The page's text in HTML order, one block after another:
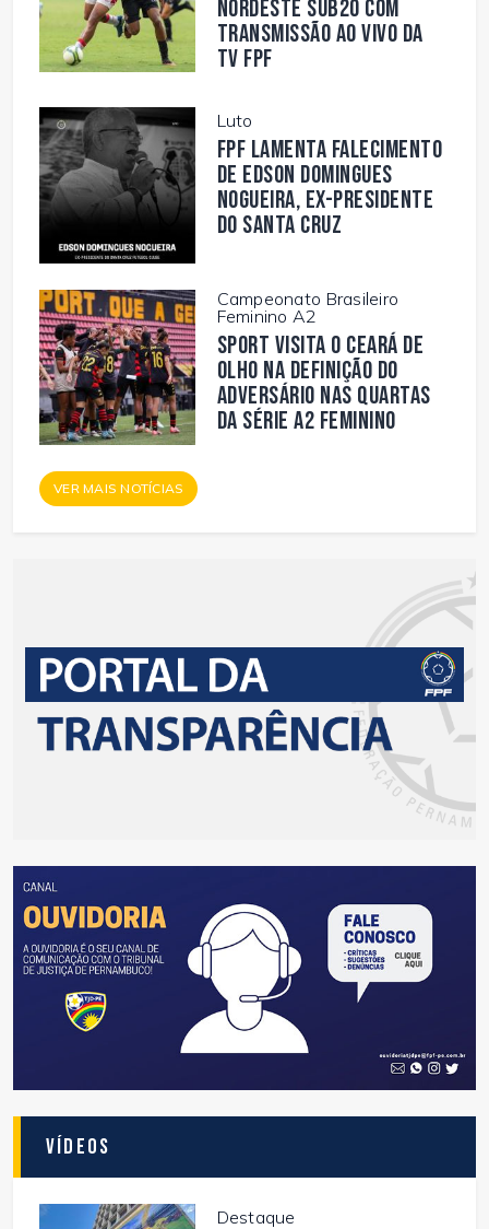
Nordeste Sub20 com
transmissão ao vivo da
TV FPF
Luto
FPF lamenta falecimento
de Edson Domingues
Nogueira, ex-presidente
do Santa Cruz
Campeonato Brasileiro
Feminino A2
Sport visita o Ceará de
olho na definição do
adversário nas quartas
da Série A2 Feminino
VER MAIS NOTÍCIAS
Vídeos
Destaque